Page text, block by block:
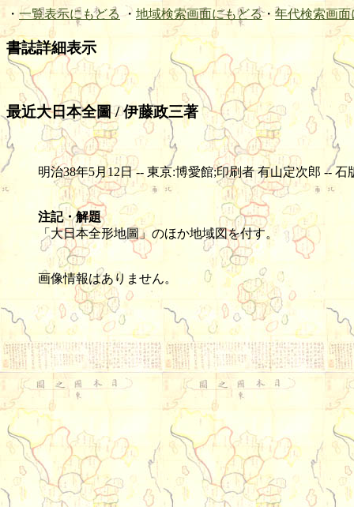
・ 一覧表示にもどる ・ 地域検索画面にもどる・ 年代検索画面
書誌詳細表示
最近大日本全圖 / 伊藤政三著
明治38年5月12日 -- 東京:博愛館;印刷者 有山定次郎 -- 石
注記・解題
「大日本全形地圖」のほか地域図を付す。
画像情報はありません。